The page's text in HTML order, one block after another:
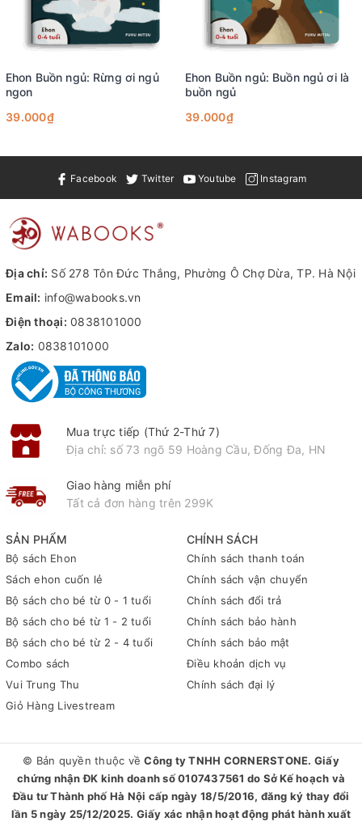
Nội dung đơn giản mà sâu sắc được thể hiện bằng những hình
bất kỳ bạn nhỏ nào đang trong độ tuổi lên 3 đấy.
Ehon Buồn ngủ: Rừng ơi ngủ
ngon
39.000₫
Ehon Buồn ngủ: Buồn ngủ ơi là
buồn ngủ
39.000₫
Facebook Twitter Youtube Instagram
SẢN PHẨM
Bộ sách Ehon
Sách ehon cuốn lẻ
Bộ sách cho bé từ 0 - 1 tuổi
Bộ sách cho bé từ 1 - 2 tuổi
Bộ sách cho bé từ 2 - 4 tuổi
Combo sách
Vui Trung Thu
Giỏ Hàng Livestream
CHÍNH SÁCH
Chính sách thanh toán
Chính sách vận chuyển
Chính sách đổi trả
Chính sách bảo hành
Chính sách bảo mật
Điều khoản dịch vụ
Chính sách đại lý
Địa chỉ: Số 278 Tôn Đức Thắng, Phường Ô Chợ Dừa, TP. Hà Nội
Email: info@wabooks.vn
Điện thoại: 0838101000
Zalo: 0838101000
Mua trực tiếp (Thứ 2-Thứ 7)
Địa chỉ: số 73 ngõ 59 Hoàng Cầu, Đống Đa, HN
Giao hàng miễn phí
Tất cả đơn hàng trên 299K
© Bản quyền thuộc vềCông ty TNHH CORNERSTONE. Giấy
chứng nhận ĐK kinh doanh số 0107437561 do Sở Kế hoạch và
Đầu tư Thành phố Hà Nội cấp ngày 18/5/2016, đăng ký thay đổi
lần 5 ngày 25/12/2025. Giấy xác nhận hoạt động phát hành xuất